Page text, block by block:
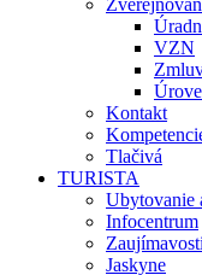
VZN
Kontakt
Tlačivá
TURISTA
Ubytovanie
Infocentrum
Jaskyne